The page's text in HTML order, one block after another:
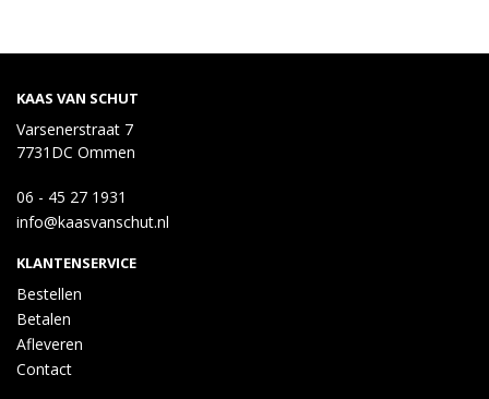
KAAS VAN SCHUT
Varsenerstraat 7
7731DC Ommen
06 - 45 27 1931
info@kaasvanschut.nl
KLANTENSERVICE
Bestellen
Betalen
Afleveren
Contact